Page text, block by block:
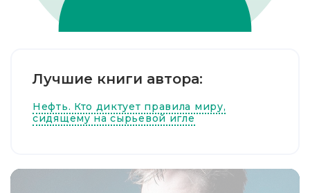
Лучшие книги автора:
Нефть. Кто диктует правила миру,
сидящему на сырьевой игле